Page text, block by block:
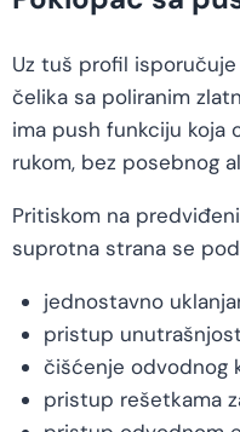
Uz tuš profil
čelika sa poliranim
ima push funkciju koja
rukom, bez posebnog
Pritiskom na
suprotna strana se
jednostavno
pristup
čišćenje odvodnog
pristup rešetkama